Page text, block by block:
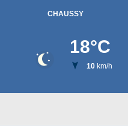
CHAUSSY
18°C
10km/h